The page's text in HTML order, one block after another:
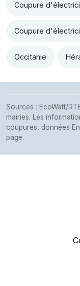
Coupure
Coupure
Occitanie
Sources : EcoWatt/
mairies. Les
coupures, données
page.